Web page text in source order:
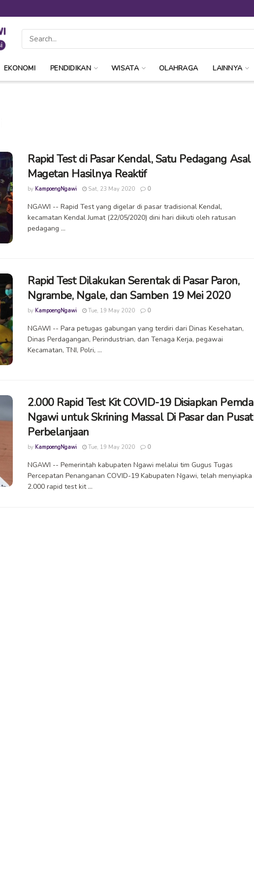
EKONOMI PENDIDIKAN WISATA OLAHRAGA LAINNYA
Rapid Test di Pasar Kendal, Satu Pedagang Asal
Magetan Hasilnya Reaktif
by KampoengNgawi Sat, 23 May 2020 0
NGAWI -- Rapid Test yang digelar di pasar tradisional Kendal,
kecamatan Kendal Jumat (22/05/2020) dini hari diikuti oleh ratusan
pedagang ...
Rapid Test Dilakukan Serentak di Pasar Paron,
Ngrambe, Ngale, dan Samben 19 Mei 2020
by KampoengNgawi Tue, 19 May 2020 0
NGAWI -- Para petugas gabungan yang terdiri dari Dinas Kesehatan,
Dinas Perdagangan, Perindustrian, dan Tenaga Kerja, pegawai
Kecamatan, TNI, Polri, ...
2.000 Rapid Test Kit COVID-19 Disiapkan Pemda
Ngawi untuk Skrining Massal Di Pasar dan Pusat
Perbelanjaan
by KampoengNgawi Tue, 19 May 2020 0
NGAWI -- Pemerintah kabupaten Ngawi melalui tim Gugus Tugas
Percepatan Penanganan COVID-19 Kabupaten Ngawi, telah menyiapka
2.000 rapid test kit ...